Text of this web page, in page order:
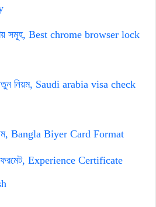
সমূহ, Best chrome browser lock
নতুন নিয়ম, Saudi arabia visa check
নিয়ম, Bangla Biyer Card Format
ফরমেট, Experience Certificate